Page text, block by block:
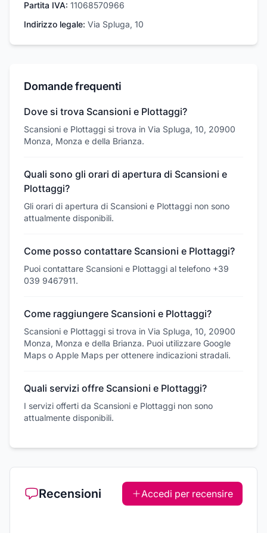
Partita IVA: 11068570966
Indirizzo legale: Via Spluga, 10
Domande frequenti
Dove si trova Scansioni e Plottaggi?
Scansioni e Plottaggi si trova in Via Spluga, 10, 20900
Monza, Monza e della Brianza.
Quali sono gli orari di apertura di Scansioni e
Plottaggi?
Gli orari di apertura di Scansioni e Plottaggi non sono
attualmente disponibili.
Come posso contattare Scansioni e Plottaggi?
Puoi contattare Scansioni e Plottaggi al telefono +39
039 9467911.
Come raggiungere Scansioni e Plottaggi?
Scansioni e Plottaggi si trova in Via Spluga, 10, 20900
Monza, Monza e della Brianza. Puoi utilizzare Google
Maps o Apple Maps per ottenere indicazioni stradali.
Quali servizi offre Scansioni e Plottaggi?
I servizi offerti da Scansioni e Plottaggi non sono
attualmente disponibili.
Recensioni Accedi per recensire